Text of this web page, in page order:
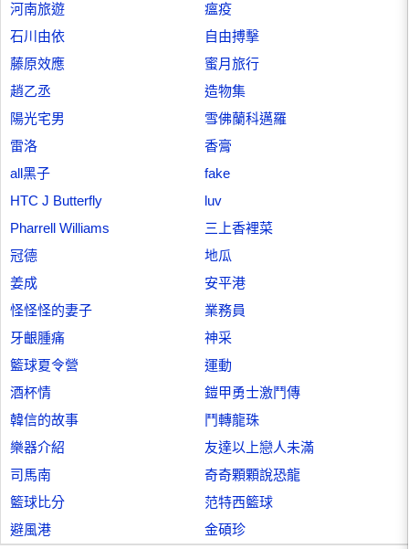
河南旅遊
瘟疫
石川由依
自由搏擊
藤原效應
蜜月旅行
趙乙丞
造物集
陽光宅男
雪佛蘭科邁羅
雷洛
香膏
all黑子
fake
HTC J Butterfly
luv
Pharrell Williams
三上香裡菜
冠德
地瓜
姜成
安平港
怪怪怪的妻子
業務員
牙齦腫痛
神采
籃球夏令營
運動
酒杯情
鎧甲勇士激鬥傳
韓信的故事
鬥轉龍珠
樂器介紹
友達以上戀人未滿
司馬南
奇奇顆顆說恐龍
籃球比分
范特西籃球
避風港
金碩珍